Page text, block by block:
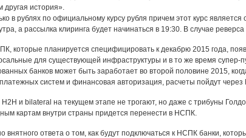
другая история».
в рублях по официальному курсу рубля причем этот курс
а рассылка клиринга будет начинаться в 19:30. В случае
которые планируется специфицировать к декабрю 2015 года,
для существующей инфраструктуры и в то же время
банков может быть заработает во второй половине 2015,
систем и финансовая авторизация, расчеты пойдут
и bilateral на текущем этапе не трогают, но даже с трибуны
картам внутри страны придется перенести в НСПК.
внятного ответа о том, как будут подключаться к НСПК банки,